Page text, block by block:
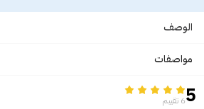
الوصف
مواصفات
56 تقييم